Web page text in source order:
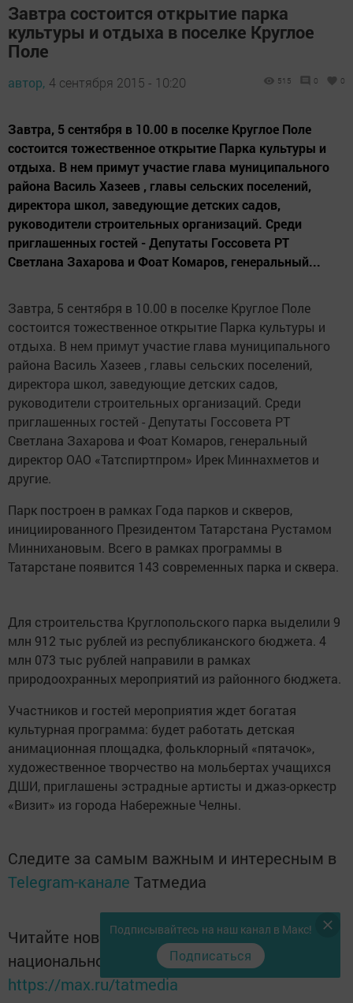
Завтра состоится открытие парка
культуры и отдыха в поселке Круглое
Поле
автор, 4 сентября 2015 - 10:20 515 0 0
Завтра, 5 сентября в 10.00 в поселке Круглое Поле
состоится тожественное открытие Парка культуры и
отдыха. В нем примут участие глава муниципального
района Василь Хазеев , главы сельских поселений,
директора школ, заведующие детских садов,
руководители строительных организаций. Среди
приглашенных гостей ­- Депутаты Госсовета РТ
Светлана Захарова и Фоат Комаров, генеральный...
Завтра, 5 сентября в 10.00 в поселке Круглое Поле
состоится тожественное открытие Парка культуры и
отдыха. В нем примут участие глава муниципального
района Василь Хазеев , главы сельских поселений,
директора школ, заведующие детских садов,
руководители строительных организаций. Среди
приглашенных гостей ­- Депутаты Госсовета РТ
Светлана Захарова и Фоат Комаров, генеральный
директор ОАО «Татспиртпром» Ирек Миннахметов и
другие.
Парк построен в рамках Года парков и скверов,
инициированного Президентом Татарстана Рустамом
Миннихановым. Всего в рамках программы в
Татарстане появится 143 современных парка и сквера.
Для строительства Круглопольского парка выделили 9
млн 912 тыс рублей из республиканского бюджета. 4
млн 073 тыс рублей направили в рамках
природоохранных мероприятий из районного бюджета.
Участников и гостей мероприятия ждет богатая
культурная программа: будет работать детская
анимационная площадка, фольклорный «пятачок»,
художественное творчество на мольбертах учащихся
ДШИ, приглашены эстрадные артисты и джаз-оркестр
«Визит» из города Набережные Челны.
Следите за самым важным и интересным в
Telegram-канале Татмедиа
Читайте новости Татарстана в
национальном мессенджере MАХ:
https://max.ru/tatmedia
Подписывайтесь на наш канал в Макс!
Подписаться